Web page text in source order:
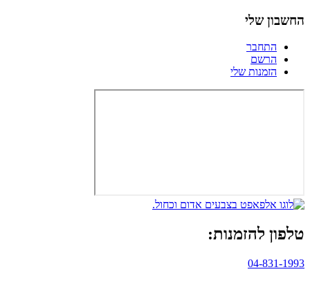
החשבון שלי
התחבר
הרשם
הזמנות שלי
טלפון להזמנות:
04-831-1993